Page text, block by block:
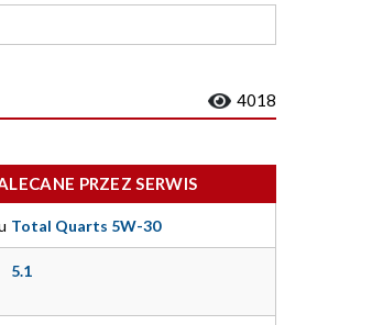
4018
PRZEZ SERWIS
Total Quarts 5W-30
5.1